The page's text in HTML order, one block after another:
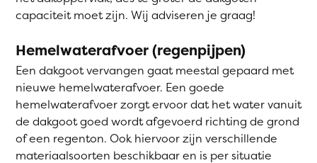
capaciteit moet zijn. Wij adviseren je graag!
Hemelwaterafvoer (regenpijpen)
Een dakgoot vervangen gaat meestal gepaard met
nieuwe hemelwaterafvoer. Een goede
hemelwaterafvoer zorgt ervoor dat het water vanuit
de dakgoot goed wordt afgevoerd richting de grond
of een regenton. Ook hiervoor zijn verschillende
materiaalsoorten beschikbaar en is per situatie